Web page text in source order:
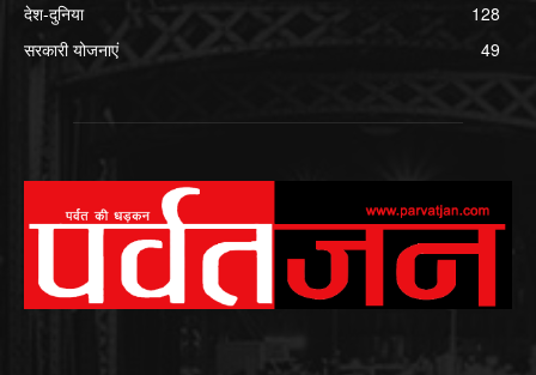
देश-दुनिया
128
सरकारी योजनाएं
49